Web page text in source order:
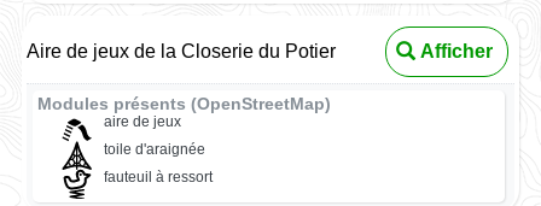
Aire de jeux de la Closerie du Potier Afficher
Modules présents (OpenStreetMap)
aire de jeux
toile d'araignée
fauteuil à ressort